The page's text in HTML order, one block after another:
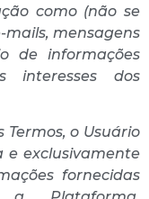
como (não se
mensagens
de informações
interesses dos
o Usuário
e exclusivamente
fornecidas